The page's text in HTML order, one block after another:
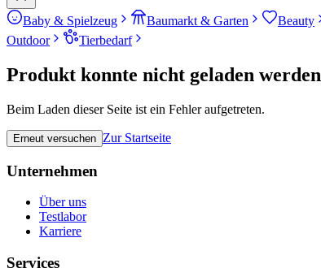
Baby & Spielzeug Baumarkt & Garten Beauty
Outdoor
Tierbedarf
Produkt konnte nicht geladen werden
Beim Laden dieser Seite ist ein Fehler aufgetreten.
Erneut versuchen Zur Startseite
Unternehmen
Über uns
Testlabor
Karriere
Services